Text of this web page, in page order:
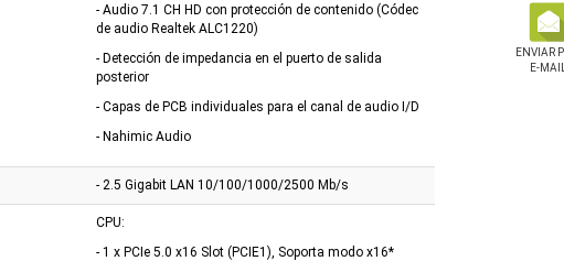
- Audio 7.1 CH HD con protección de contenido (Códec
de audio Realtek ALC1220)
- Detección de impedancia en el puerto de salida
posterior
- Capas de PCB individuales para el canal de audio I/D
- Nahimic Audio
- 2.5 Gigabit LAN 10/100/1000/2500 Mb/s
CPU:
- 1 x PCIe 5.0 x16 Slot (PCIE1), Soporta modo x16*
ENVIAR
E-